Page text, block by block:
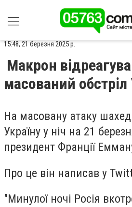
15:48, 21 березня 2025 р.
Макрон
масований обстріл
На масовану атаку
Україну у ніч на 21
президент Франції
Про це він написав у
"Минулої ночі Росія